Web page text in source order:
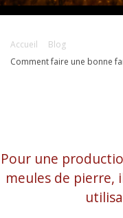
Accueil
Blog
Comment faire une bonne
Pour une
meules de pierre,